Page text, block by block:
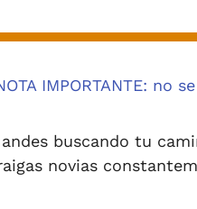
IMPORTANTE: no
buscando tu
novias